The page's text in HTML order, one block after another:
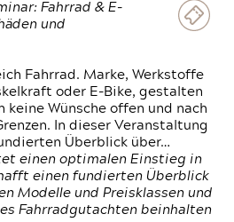
Fahrrad & E-
und
Fahrrad. Marke, Werkstoffe
oder E-Bike, gestalten
keine Wünsche offen und nach
In dieser Veranstaltung
Überblick über…
einen optimalen Einstieg in
einen fundierten Überblick
Modelle und Preisklassen und
Fahrradgutachten beinhalten